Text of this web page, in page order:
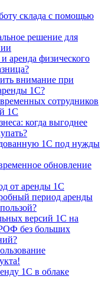
склада с помощью
решение для
аренда физического
внимание при
1С?
сотрудников
1С
когда выгоднее
1С под нужды
обновление
от аренды 1С
период аренды
версий 1С на
без больших
1С в облаке